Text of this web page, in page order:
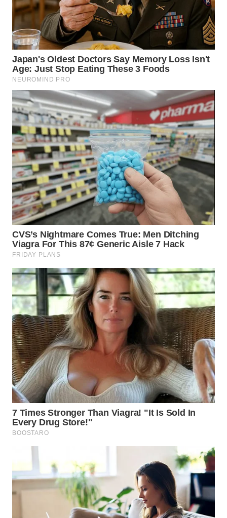
CIREBON
WN
INDRAMAYU
WN
KUNINGAN
WN
MAJALENGKA
WN
SUBANG
WN
SUKABUMI
WN
PURWAKARTA
WN
PRIANGAN
TIMUR
WN
SEMARANG
WN
SOLO
BOROBUDUR
WN
WN
SURABAYA